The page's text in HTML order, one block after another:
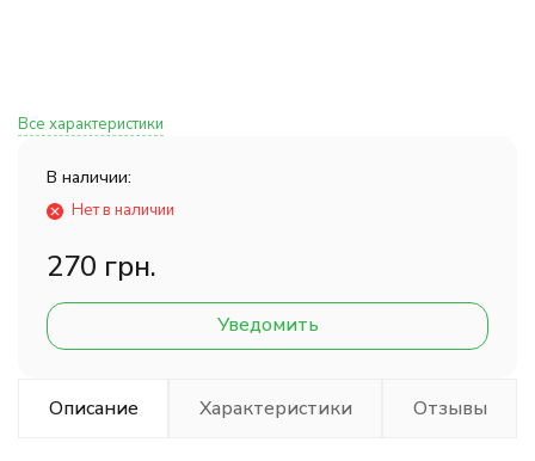
Все характеристики
В наличии:
Нет в наличии
270 грн.
Уведомить
Описание Характеристики Отзывы